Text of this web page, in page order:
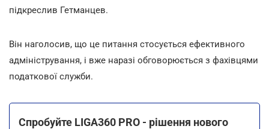
підкреслив Гетманцев.
Він наголосив, що це питання стосується ефективного
адміністрування, і вже наразі обговорюється з фахівцями
податкової служби.
Спробуйте LIGA360 PRO - рішення нового